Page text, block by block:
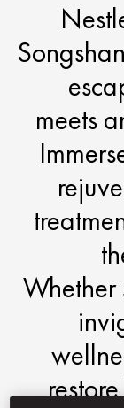
meets